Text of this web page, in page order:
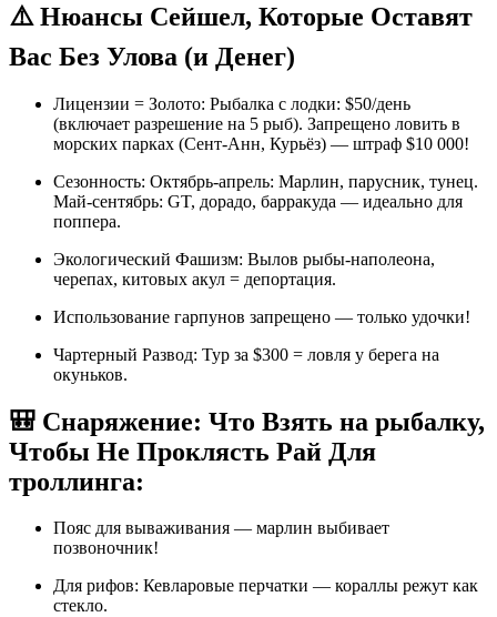
⚠️ Нюансы Сейшел, Которые Оставят
Вас Без Улова (и Денег)
Лицензии = Золото: Рыбалка с лодки: $50/день
(включает разрешение на 5 рыб). Запрещено ловить в
морских парках (Сент-Анн, Курьёз) — штраф $10 000!
Сезонность: Октябрь-апрель: Марлин, парусник, тунец.
Май-сентябрь: GT, дорадо, барракуда — идеально для
поппера.
Экологический Фашизм: Вылов рыбы-наполеона,
черепах, китовых акул = депортация.
Использование гарпунов запрещено — только удочки!
Чартерный Развод: Тур за $300 = ловля у берега на
окуньков.
🎒 Снаряжение: Что Взять на рыбалку,
Чтобы Не Проклясть Рай Для
троллинга:
Пояс для вываживания — марлин выбивает
позвоночник!
Для рифов: Кевларовые перчатки — кораллы режут как
стекло.